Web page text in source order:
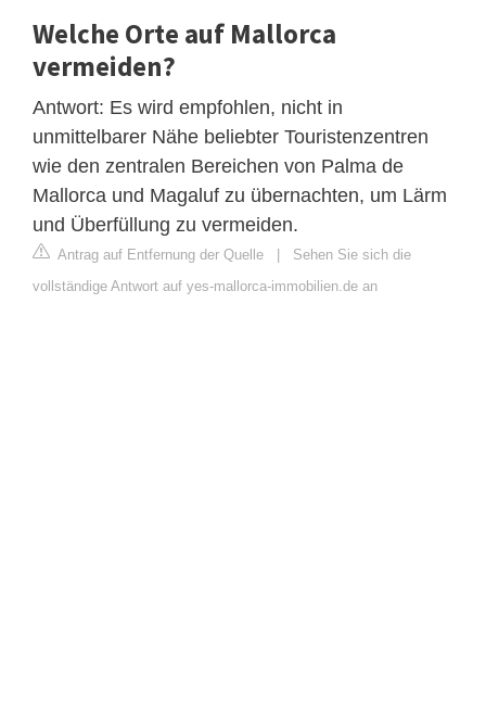
Welche Orte auf Mallorca
vermeiden?
Antwort: Es wird empfohlen, nicht in
unmittelbarer Nähe beliebter Touristenzentren
wie den zentralen Bereichen von Palma de
Mallorca und Magaluf zu übernachten, um Lärm
und Überfüllung zu vermeiden.
Antrag auf Entfernung der Quelle | Sehen Sie sich die
vollständige Antwort auf yes-mallorca-immobilien.de an